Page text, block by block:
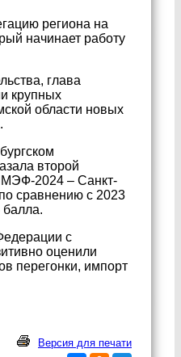
региона на
начинает работу
глава
крупных
области новых
второй
2024 – Санкт-
сравнению с 2023
балла.
с
оценили
перегонки, импорт
Версия для печати